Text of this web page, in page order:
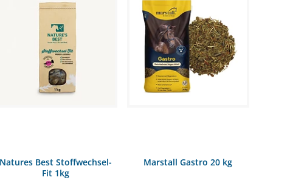
Natures Best Stoffwechsel-
Fit 1kg
Marstall Gastro 20 kg